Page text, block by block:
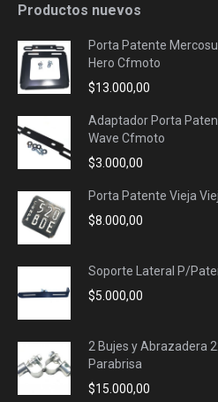
Productos nuevos
Porta Patente
Hero Cfmoto
$13.000,00
Adaptador Porta
Wave Cfmoto
$3.000,00
Porta Patente Vieja
$8.000,00
Soporte Lateral P/
$5.000,00
2 Bujes y Abrazadera
Parabrisa
$15.000,00